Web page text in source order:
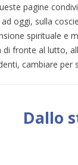
pagine
ad oggi, sulla
spirituale e
di fronte al lutto,
cambiare
Dallo